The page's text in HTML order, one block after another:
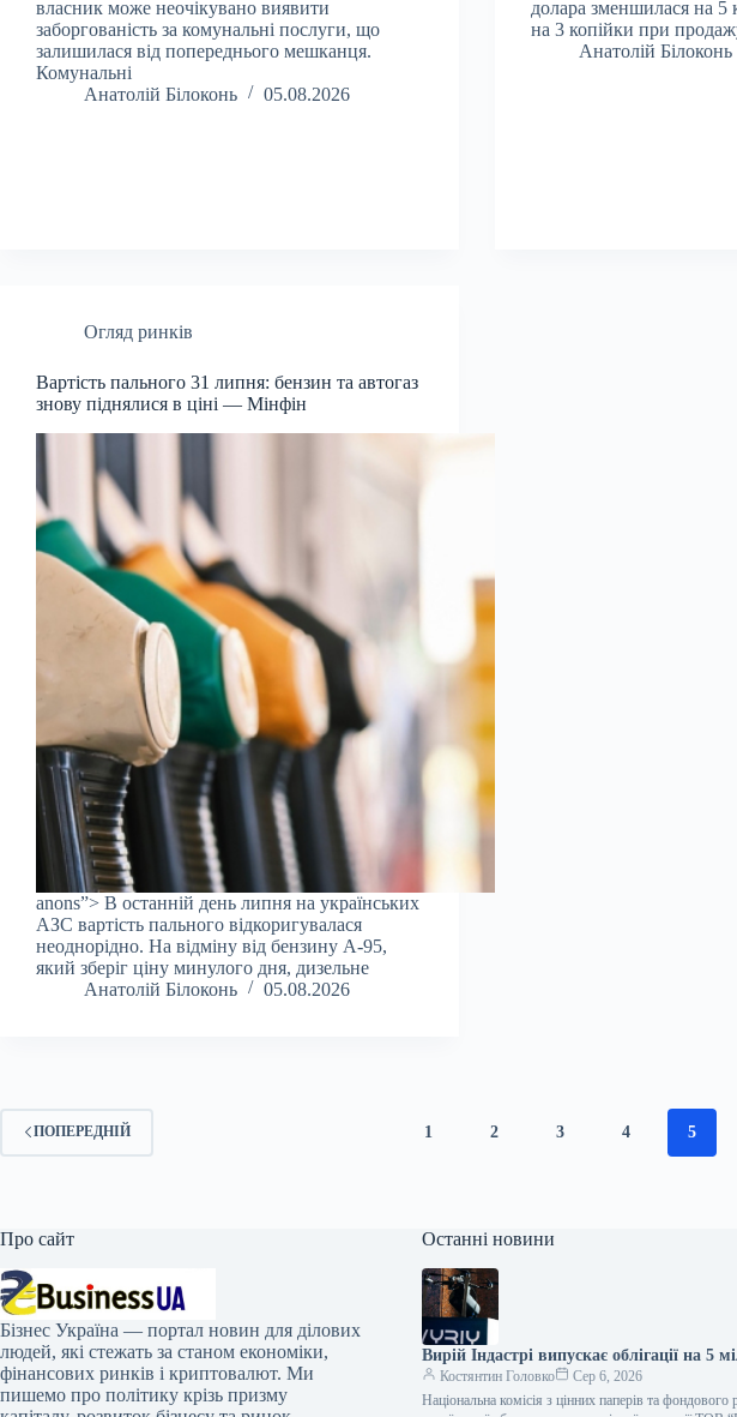
власник може неочікувано виявити
заборгованість за комунальні послуги, що
залишилася від попереднього мешканця.
Комунальні
Анатолій Білоконь
05.08.2026
долара зменшилася на 5
на 3 копійки при
Анатолій Білоконь
Огляд ринків
Вартість пального 31 липня: бензин та автогаз
знову піднялися в ціні — Мінфін
anons”> В останній день липня на українських
АЗС вартість пального відкоригувалася
неоднорідно. На відміну від бензину А-95,
який зберіг ціну минулого дня, дизельне
Анатолій Білоконь
05.08.2026
ПОПЕРЕДНІЙ 1 2 3 4 5
Про сайт
Бізнес Україна — портал новин для ділових
людей, які стежать за станом економіки,
фінансових ринків і криптовалют. Ми
пишемо про політику крізь призму
Останні новини
Вирій Індастрі випускає облігації на 5
Костянтин Головко
Сер 6, 2026
Національна комісія з цінних паперів та